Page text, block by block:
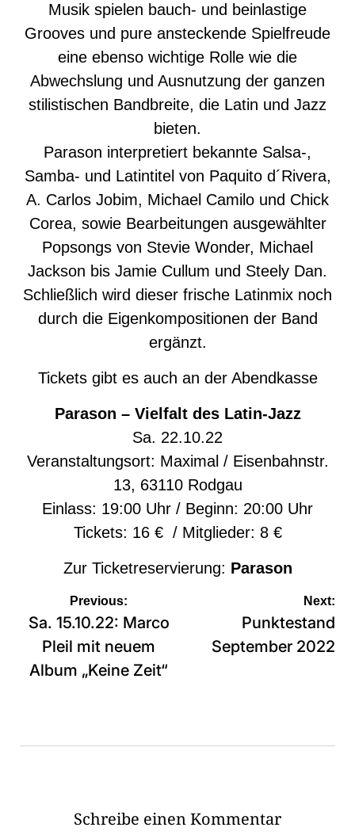
Musik spielen bauch- und beinlastige
Grooves und pure ansteckende Spielfreude
eine ebenso wichtige Rolle wie die
Abwechslung und Ausnutzung der ganzen
stilistischen Bandbreite, die Latin und Jazz
bieten.
Parason interpretiert bekannte Salsa-,
Samba- und Latintitel von Paquito d´Rivera,
A. Carlos Jobim, Michael Camilo und Chick
Corea, sowie Bearbeitungen ausgewählter
Popsongs von Stevie Wonder, Michael
Jackson bis Jamie Cullum und Steely Dan.
Schließlich wird dieser frische Latinmix noch
durch die Eigenkompositionen der Band
ergänzt.
Tickets gibt es auch an der Abendkasse
Parason – Vielfalt des Latin-Jazz
Sa. 22.10.22
Veranstaltungsort: Maximal / Eisenbahnstr.
13, 63110 Rodgau
Einlass: 19:00 Uhr / Beginn: 20:00 Uhr
Tickets: 16 € / Mitglieder: 8 €
Zur Ticketreservierung: Parason
Beitragsnavigation
Previous:
Sa. 15.10.22: Marco
Pleil mit neuem
Album „Keine Zeit“
Next:
Punktestand
September 2022
Schreibe einen Kommentar